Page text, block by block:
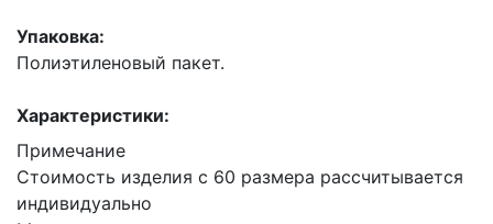
Упаковка:
Полиэтиленовый пакет.
Характеристики:
Примечание
Стоимость изделия с 60 размера рассчитывается
индивидуально